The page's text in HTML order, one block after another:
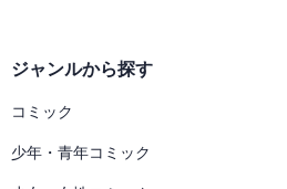
ジャンルから探す
コミック
少年・青年コミック